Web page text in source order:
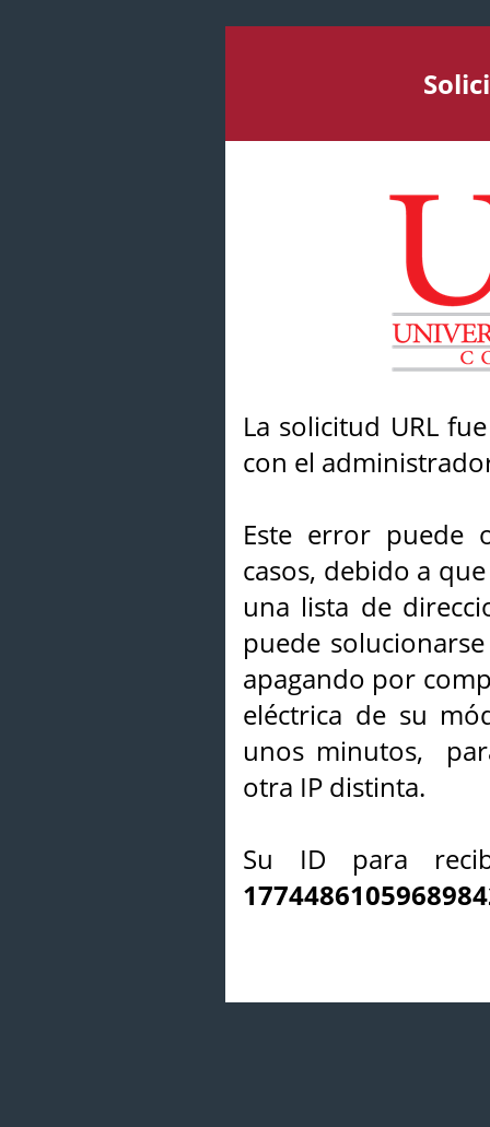
La solicitud URL
con el
Este error puede
casos, debido a
una lista de
puede
apagando por
eléctrica de su
unos minutos,
otra IP distinta.
Su ID para